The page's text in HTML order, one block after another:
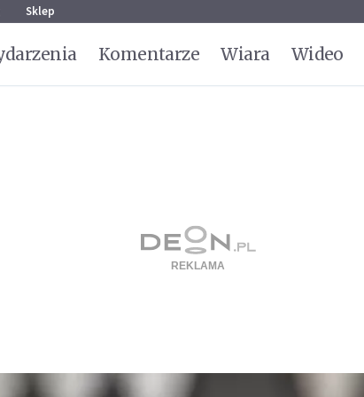
Sklep
Komentarze Wiara Wideo